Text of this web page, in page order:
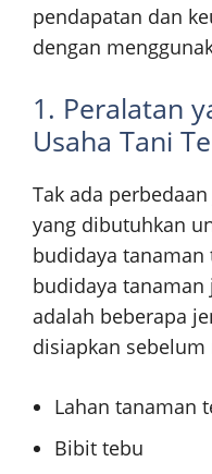
pendapatan dan
dengan
1. Peralatan
Usaha Tani
Tak ada
yang dibutuhkan
budidaya tanaman
budidaya
adalah beberapa
disiapkan
Lahan tanaman
Bibit tebu